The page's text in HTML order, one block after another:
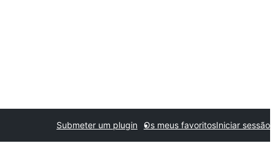
Submeter um plugin Os meus favoritosIniciar sessão